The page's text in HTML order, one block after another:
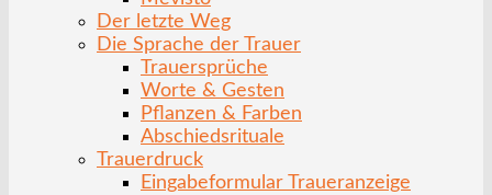
Der letzte Weg
Die Sprache der Trauer
Trauersprüche
Worte & Gesten
Pflanzen & Farben
Abschiedsrituale
Trauerdruck
Eingabeformular Traueranzeige